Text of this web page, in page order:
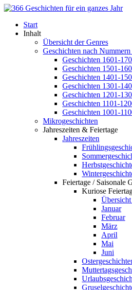
Start
Inhalt
Übersicht der Genres
Geschichten nach
Geschichten 1601-
Geschichten 1501-
Geschichten 1401-
Geschichten 1301-
Geschichten 1201-
Geschichten 1101-
Geschichten 1001-
Mikrogeschichten
Jahreszeiten & Feiertage
Jahreszeiten
Feiertage / Saisonale
Kuriose
Januar
Februar
März
April
Mai
Juni